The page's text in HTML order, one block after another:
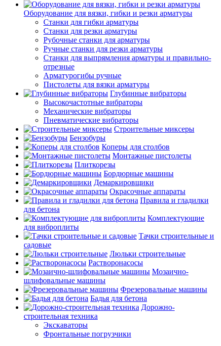
Оборудование для вязки, гибки и резки арматуры
Станки для гибки арматуры
Станки для резки арматуры
Рубочные станки для арматуры
Ручные станки для резки арматуры
Станки для выпрямления арматуры и правильно-
отрезные
Арматурогибы ручные
Пистолеты для вязки арматуры
Глубинные вибраторы
Высокочастотные вибраторы
Механические вибраторы
Пневматические вибраторы
Строительные миксеры
Бензобуры
Коперы для столбов
Монтажные пистолеты
Плиткорезы
Бордюрные машины
Демаркировщики
Окрасочные аппараты
Правила и гладилки
для бетона
Комплектующие
для виброплиты
Тачки строительные и
садовые
Люльки строительные
Растворонасосы
Мозаично-
шлифовальные машины
Фрезеровальные машины
Бадья для бетона
Дорожно-
строительная техника
Экскаваторы
Фронтальные погрузчики